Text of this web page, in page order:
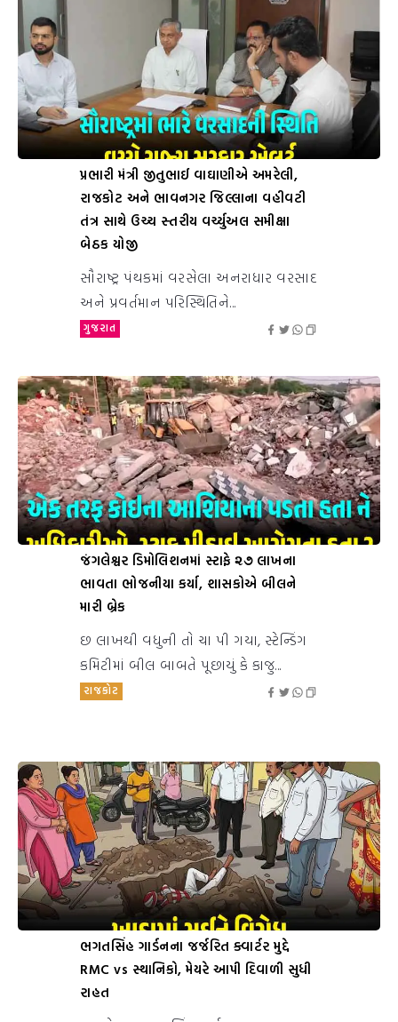
પ્રભારી મંત્રી જીતુભાઈ વાઘાણીએ અમરેલી,
રાજકોટ અને ભાવનગર જિલ્લાના વહીવટી
તંત્ર સાથે ઉચ્ચ સ્તરીય વર્ચ્યુઅલ સમીક્ષા
બેઠક યોજી
સૌરાષ્ટ્ર પંથકમાં વરસેલા અનરાધાર વરસાદ
અને પ્રવર્તમાન પરિસ્થિતિને...
ગુજરાત
જંગલેશ્વર ડિમોલિશનમાં સ્ટાફે ૨૭ લાખના
ભાવતા ભોજનીયા કર્યા, શાસકોએ બીલને
મારી બ્રેક
છ લાખથી વધુની તો ચા પી ગયા, સ્ટેન્ડિંગ
કમિટીમાં બીલ બાબતે પૂછાયું કે કાજુ...
રાજકોટ
ભગતસિંહ ગાર્ડનના જર્જરિત ક્વાર્ટર મુદ્દે
RMC vs સ્થાનિકો, મેયરે આપી દિવાળી સુધી
રાહત